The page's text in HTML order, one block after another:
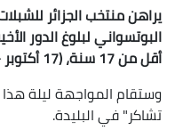
يراهن منتخب الجزائر للشبلات
البوتسواني لبلوغ الدور
أقل من 17 سنة، (17 أكتوبر – 08 نوفمبر 2025).
تشاكر" في البليدة.